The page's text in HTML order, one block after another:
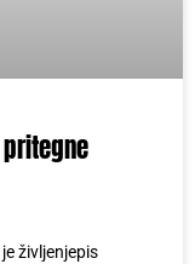
življenjepis